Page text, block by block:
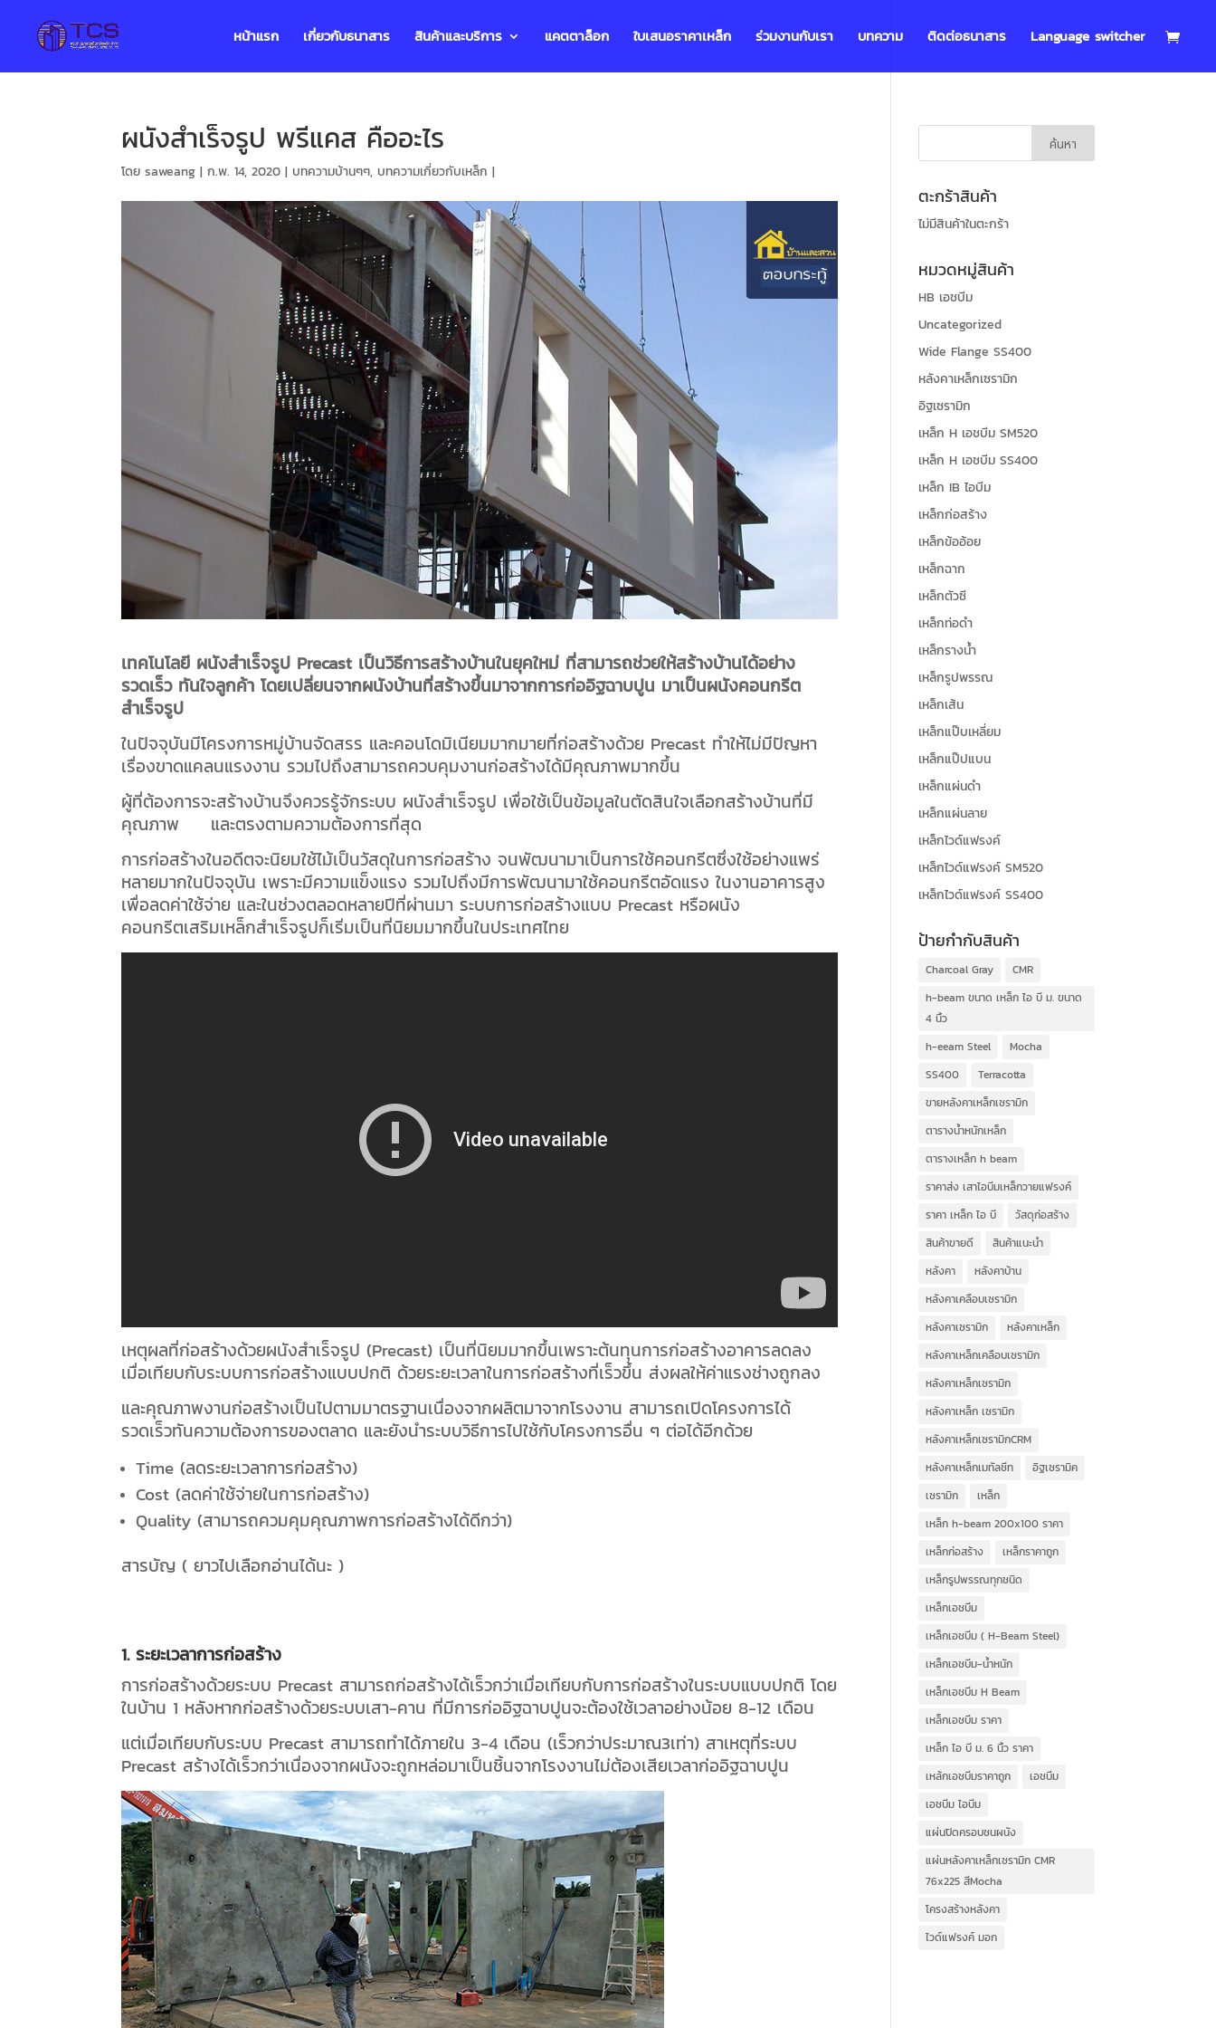
หน้าแรก เกี่ยวกับธนาสาร สินค้าและบริการ แคตตาล็อก ใบเสนอราคาเหล็ก ร่วมงานกับเรา บทความ ติดต่อธนาสาร Language switcher
ผนังสำเร็จรูป พรีแคส คืออะไร
โดยsaweang |ก.พ. 14, 2020 | บทความบ้านๆๆ, บทความเกี่ยวกับเหล็ก |
เทคโนโลยี ผนังสำเร็จรูป Precast เป็นวิธีการสร้างบ้านในยุคใหม่ ที่สามารถช่วยให้สร้างบ้านได้อย่าง
รวดเร็ว ทันใจลูกค้า โดยเปลี่ยนจากผนังบ้านที่สร้างขึ้นมาจากการก่ออิฐฉาบปูน มาเป็นผนังคอนกรีต
สำเร็จรูป
ในปัจจุบันมีโครงการหมู่บ้านจัดสรร และคอนโดมิเนียมมากมายที่ก่อสร้างด้วย Precast ทำให้ไม่มีปัญหา
เรื่องขาดแคลนแรงงาน รวมไปถึงสามารถควบคุมงานก่อสร้างได้มีคุณภาพมากขึ้น
ผู้ที่ต้องการจะสร้างบ้านจึงควรรู้จักระบบ ผนังสำเร็จรูป เพื่อใช้เป็นข้อมูลในตัดสินใจเลือกสร้างบ้านที่มี
คุณภาพ และตรงตามความต้องการที่สุด
การก่อสร้างในอดีตจะนิยมใช้ไม้เป็นวัสดุในการก่อสร้าง จนพัฒนามาเป็นการใช้คอนกรีตซึ่งใช้อย่างแพร่
หลายมากในปัจจุบัน เพราะมีความแข็งแรง รวมไปถึงมีการพัฒนามาใช้คอนกรีตอัดแรง ในงานอาคารสูง
เพื่อลดค่าใช้จ่าย และในช่วงตลอดหลายปีที่ผ่านมา ระบบการก่อสร้างแบบ Precast หรือผนัง
คอนกรีตเสริมเหล็กสำเร็จรูปก็เริ่มเป็นที่นิยมมากขึ้นในประเทศไทย
เหตุผลที่ก่อสร้างด้วยผนังสำเร็จรูป (Precast) เป็นที่นิยมมากขึ้นเพราะต้นทุนการก่อสร้างอาคารลดลง
เมื่อเทียบกับระบบการก่อสร้างแบบปกติ ด้วยระยะเวลาในการก่อสร้างที่เร็วขึ้น ส่งผลให้ค่าแรงช่างถูกลง
และคุณภาพงานก่อสร้างเป็นไปตามมาตรฐานเนื่องจากผลิตมาจากโรงงาน สามารถเปิดโครงการได้
รวดเร็วทันความต้องการของตลาด และยังนำระบบวิธีการไปใช้กับโครงการอื่น ๆ ต่อได้อีกด้วย
Time (ลดระยะเวลาการก่อสร้าง)
Cost (ลดค่าใช้จ่ายในการก่อสร้าง)
Quality (สามารถควมคุมคุณภาพการก่อสร้างได้ดีกว่า)
สารบัญ ( ยาวไปเลือกอ่านได้นะ )
1. ระยะเวลาการก่อสร้าง
การก่อสร้างด้วยระบบ Precast สามารถก่อสร้างได้เร็วกว่าเมื่อเทียบกับการก่อสร้างในระบบแบบปกติ โดย
ในบ้าน 1 หลังหากก่อสร้างด้วยระบบเสา-คาน ที่มีการก่ออิฐฉาบปูนจะต้องใช้เวลาอย่างน้อย 8-12 เดือน
แต่เมื่อเทียบกับระบบ Precast สามารถทำได้ภายใน 3-4 เดือน (เร็วกว่าประมาณ3เท่า) สาเหตุที่ระบบ
Precast สร้างได้เร็วกว่าเนื่องจากผนังจะถูกหล่อมาเป็นชิ้นจากโรงงานไม่ต้องเสียเวลาก่ออิฐฉาบปูน
ตะกร้าสินค้า
ไม่มีสินค้าในตะกร้า
หมวดหมู่สินค้า
HB เอชบีม
Uncategorized
Wide Flange SS400
หลังคาเหล็กเซรามิก
อิฐเซรามิก
เหล็ก H เอชบีม SM520
เหล็ก H เอชบีม SS400
เหล็ก IB ไอบีม
เหล็กก่อสร้าง
เหล็กข้ออ้อย
เหล็กฉาก
เหล็กตัวซี
เหล็กท่อดำ
เหล็กรางน้ำ
เหล็กรูปพรรณ
เหล็กเส้น
เหล็กแป๊บเหลี่ยม
เหล็กแป๊ปแบน
เหล็กแผ่นดำ
เหล็กแผ่นลาย
เหล็กไวด์แฟรงค์
เหล็กไวด์แฟรงค์ SM520
เหล็กไวด์แฟรงค์ SS400
ป้ายกำกับสินค้า
Charcoal Gray
CMR
h-beam ขนาด เหล็ก ไอ บี ม. ขนาด
4 นิ้ว
h-eeam Steel
Mocha
SS400
Terracotta
ขายหลังคาเหล็กเซรามิก
ตารางน้ำหนักเหล็ก
ตารางเหล็ก h beam
ราคาส่ง เสาไอบีมเหล็กวายแฟรงค์
ราคา เหล็ก ไอ บี
วัสดุก่อสร้าง
สินค้าขายดี
สินค้าแนะนำ
หลังคา
หลังคาบ้าน
หลังคาเคลือบเซรามิก
หลังคาเซรามิก
หลังคาเหล็ก
หลังคาเหล็กเคลือบเซรามิก
หลังคาเหล็กเซรามิก
หลังคาเหล็ก เซรามิก
หลังคาเหล็กเซรามิกCRM
หลังคาเหล็กเมทัลชีท
อิฐเซรามิค
เซรามิก
เหล็ก
เหล็ก h-beam 200x100 ราคา
เหล็กก่อสร้าง
เหล็กราคาถูก
เหล็กรูปพรรณทุกชนิด
เหล็กเอชบีม
เหล็กเอชบีม ( H-Beam Steel)
เหล็กเอชบีม-น้ำหนัก
เหล็กเอชบีม H Beam
เหล็กเอชบีม ราคา
เหล็ก ไอ บี ม. 6 นิ้ว ราคา
เหล้กเอชบีมราคาถูก
เอชบีม
เอชบีม ไอบีม
แผ่นปิดครอบชนผนัง
แผ่นหลังคาเหล็กเซรามิก CMR
76x225 สีMocha
โครงสร้างหลังคา
ไวด์แฟรงค์ มอก